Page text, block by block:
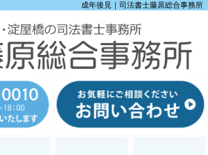
成年後見｜司法書士藤原総合事務所